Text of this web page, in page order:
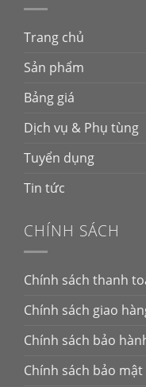
Trang chủ
Sản phẩm
Bảng giá
Dịch vụ & Phụ tùng
Tuyển dụng
Tin tức
CHÍNH SÁCH
Chính sách thanh
Chính sách giao
Chính sách bảo
Chính sách bảo mật